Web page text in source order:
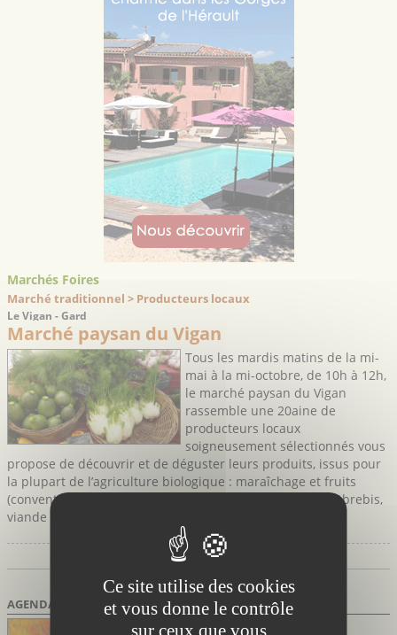
Marchés Foires
Marché traditionnel > Producteurs locaux
Le Vigan - Gard
Marché paysan du Vigan
Tous les mardis matins de la mi-
mai à la mi-octobre, de 10h à 12h,
le marché paysan du Vigan
rassemble une 20aine de
producteurs locaux
soigneusement sélectionnés vous
propose de découvrir et de déguster leurs produits, issus pour
la plupart de l’agriculture biologique : maraîchage et fruits
(conventionnel et Bio), Pélardons, fromages et yaourt de brebis,
viande (porc, charcuterie, agneaux, canards, foie gras), ...
3 résultats Page 1 / 1
AGENDA DES SORTIES
Marsillargues Hérault
Ce site utilise des cookies
et vous donne le contrôle
sur ceux que vous